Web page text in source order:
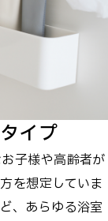
イプ
子様や高齢者が
を想定していま
、あらゆる浴室